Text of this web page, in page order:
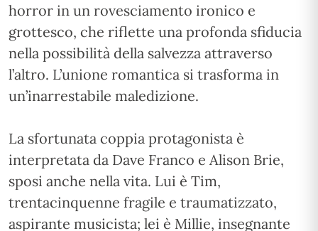
horror in un rovesciamento ironico e
grottesco, che riflette una profonda sfiducia
nella possibilità della salvezza attraverso
l’altro. L’unione romantica si trasforma in
un’inarrestabile maledizione.
La sfortunata coppia protagonista è
interpretata da Dave Franco e Alison Brie,
sposi anche nella vita. Lui è Tim,
trentacinquenne fragile e traumatizzato,
aspirante musicista; lei è Millie, insegnante